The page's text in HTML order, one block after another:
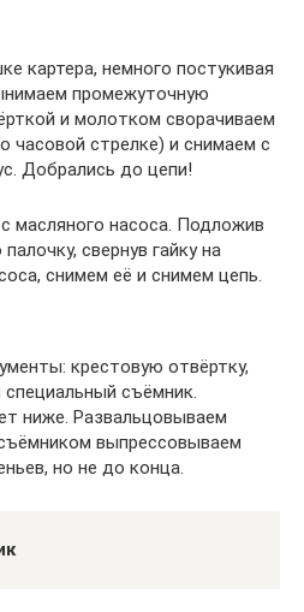
картера, немного постукивая
промежуточную
и молотком сворачиваем
часовой стрелке) и снимаем с
Добрались до цепи!
масляного насоса. Подложив
свернув гайку на
снимем её и снимем цепь.
крестовую отвёртку,
съёмник.
ниже. Развальцовываем
выпрессовываем
но не до конца.